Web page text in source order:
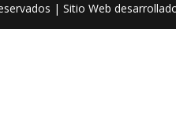
| Sitio Web